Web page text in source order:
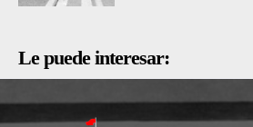
Le puede interesar: